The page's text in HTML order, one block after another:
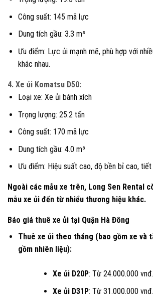
Công suất: 145 mã lực
Dung tích gầu: 3.3 m³
Ưu điểm: Lực ủi mạnh mẽ, phù hợp với
khác nhau.
4. Xe ủi Komatsu D50:
Loại xe: Xe ủi bánh xích
Trọng lượng: 25.2 tấn
Công suất: 170 mã lực
Dung tích gầu: 4.0 m³
Ưu điểm: Hiệu suất cao, độ bền bỉ cao, tiết
Ngoài các mẫu xe trên, Long Sen Rental
mẫu xe ủi đến từ nhiểu thương hiệu khác.
Báo giá thuê xe ủi tại Quận Hà Đông
Thuê xe ủi theo tháng (bao gồm xe và
gồm nhiên liệu):
Xe ủi D20P: Từ 24.000.000 vnđ.
Xe ủi D31P: Từ 31.000.000 vnđ.